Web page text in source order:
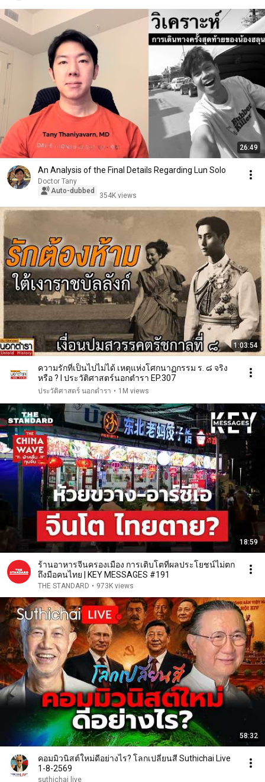
26:49
An Analysis of the Final Details Regarding Lun Solo
Doctor Tany
Auto-dubbed
354K views
1:03:54
ความรักที่เป็นไปไม่ได้ เหตุแห่งโศกนาฏกรรม ร. ๘ จริง
หรือ ? I ประวัติศาสตร์นอกตำรา EP.307
ประวัติศาสตร์ นอกตํารา • 1M views
18:59
ร้านอาหารจีนครองเมือง การเติบโตที่ผลประโยชน์ไม่ตก
ถึงมือคนไทย | KEY MESSAGES #191
THE STANDARD • 973K views
58:32
คอมมิวนิสต์ใหม่ดีอย่างไร? โลกเปลี่ยนสี Suthichai Live
1-8-2569
suthichai live